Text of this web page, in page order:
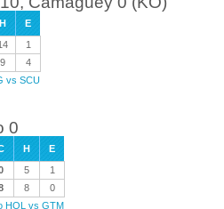
H
E
1
9
4
vs SCU
0
H
E
5
1
8
0
HOL vs GTM